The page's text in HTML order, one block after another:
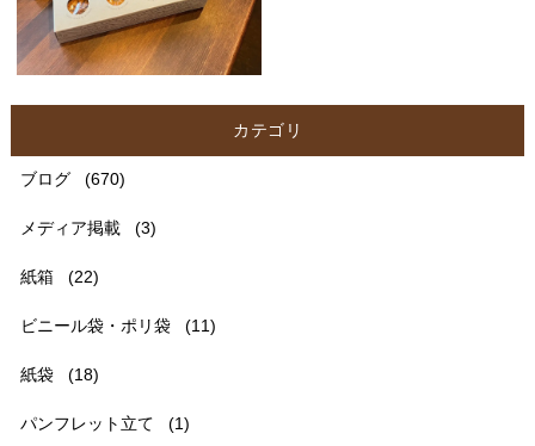
カテゴリ
ブログ (670)
メディア掲載 (3)
紙箱 (22)
ビニール袋・ポリ袋 (11)
紙袋 (18)
パンフレット立て (1)